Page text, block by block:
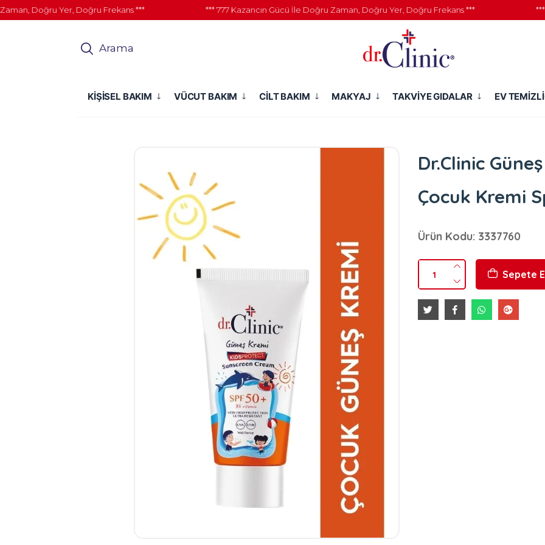
Doğru Yer, Doğru Frekans *** *** 777 Kazancın Gücü İle Doğru Zaman, Doğru Yer, Doğru Frekans *** ***
Arama
KİŞİSEL BAKIM VÜCUT BAKIM CİLT BAKIM MAKYAJ TAKVİYE GIDALAR EV
Dr.Clinic
Çocuk Kremi
Ürün Kodu: 3337760
Sepete